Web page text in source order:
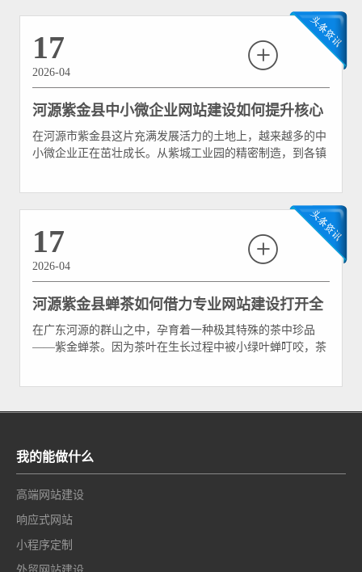
17
2026-04
河源紫金县中小微企业网站建设如何提升核心
竞争力？
在河源市紫金县这片充满发展活力的土地上，越来越多的中
小微企业正在茁壮成长。从紫城工业园的精密制造，到各镇
面临着一个共同的瓶颈：业务过度依赖本地熟人经济，难以
跨出县界、市界，真正融入粤港澳大湾区的庞大市场。 在
数字化浪
17
2026-04
河源紫金县蝉茶如何借力专业网站建设打开全
国销路？
在广东河源的群山之中，孕育着一种极其特殊的茶中珍品
——紫金蝉茶。因为茶叶在生长过程中被小绿叶蝉叮咬，茶
怕巷子深”。在传统农产品流通体系中，紫金蝉茶往往面临
我的能做什么
高端网站建设
响应式网站
小程序定制